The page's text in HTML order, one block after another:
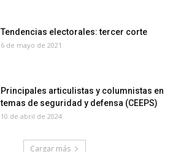
Tendencias electorales: tercer corte
6 de mayo de 2021
Principales articulistas y columnistas en
temas de seguridad y defensa (CEEPS)
10 de abril de 2024
Cargar más